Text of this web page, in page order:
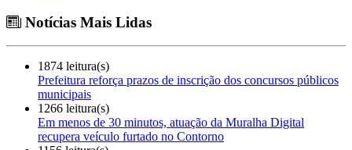
Notícias Mais Lidas
1874 leitura(s)
Prefeitura reforça prazos de inscrição dos concursos públicos
municipais
1266 leitura(s)
Em menos de 30 minutos, atuação da Muralha Digital
recupera veículo furtado no Contorno